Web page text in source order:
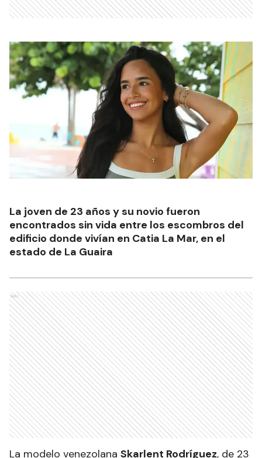
La joven de 23 años y su novio fueron
encontrados sin vida entre los escombros del
edificio donde vivían en Catia La Mar, en el
estado de La Guaira
Ads
La modelo venezolana Skarlent Rodríguez, de 23